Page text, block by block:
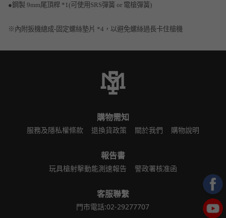
●鋼製 9mm尾頂桿 *1(可使用SRS彈簧 or 電槍彈簧)
※內附扳機總成-固定螺絲墊片 *4，以避免螺絲過長卡住槍機
購物需知
服務及隱私權條款 退換貨政策 關於我們 購物說明
報告書
玩具槍射擊動能測速報告 警政署核准函
客服聯繫
門市電話:02-29277707